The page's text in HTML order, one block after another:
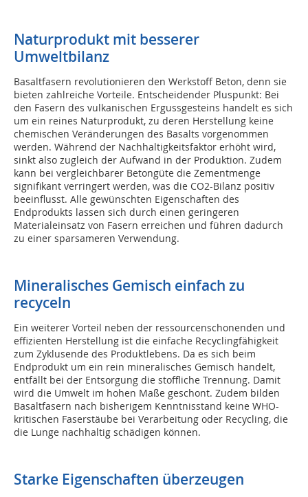
Naturprodukt mit besserer
Umweltbilanz
Basaltfasern revolutionieren den Werkstoff Beton, denn sie
bieten zahlreiche Vorteile. Entscheidender Pluspunkt: Bei
den Fasern des vulkanischen Ergussgesteins handelt es sich
um ein reines Naturprodukt, zu deren Herstellung keine
chemischen Veränderungen des Basalts vorgenommen
werden. Während der Nachhaltigkeitsfaktor erhöht wird,
sinkt also zugleich der Aufwand in der Produktion. Zudem
kann bei vergleichbarer Betongüte die Zementmenge
signifikant verringert werden, was die CO2-Bilanz positiv
beeinflusst. Alle gewünschten Eigenschaften des
Endprodukts lassen sich durch einen geringeren
Materialeinsatz von Fasern erreichen und führen dadurch
zu einer sparsameren Verwendung.
Mineralisches Gemisch einfach zu
recyceln
Ein weiterer Vorteil neben der ressourcenschonenden und
effizienten Herstellung ist die einfache Recyclingfähigkeit
zum Zyklusende des Produktlebens. Da es sich beim
Endprodukt um ein rein mineralisches Gemisch handelt,
entfällt bei der Entsorgung die stoffliche Trennung. Damit
wird die Umwelt im hohen Maße geschont. Zudem bilden
Basaltfasern nach bisherigem Kenntnisstand keine WHO-
kritischen Faserstäube bei Verarbeitung oder Recycling, die
die Lunge nachhaltig schädigen können.
Starke Eigenschaften überzeugen